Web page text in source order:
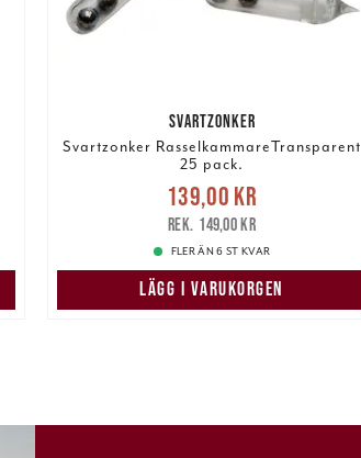
SVARTZONKER
Svartzonker RasselkammareTransparent
25 pack.
Nuvarande pris
Tidigare pris
139,00 kr
149,00 kr
FLER ÄN 6 ST KVAR
LÄGG I VARUKORGEN